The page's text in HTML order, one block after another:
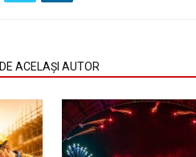
DE ACELAȘI AUTOR